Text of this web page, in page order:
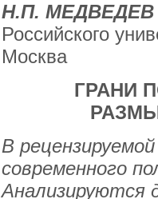
Н.П. МЕДВЕДЕВ
Российского
Москва
ГРАНИ
В
современного
Анализируются